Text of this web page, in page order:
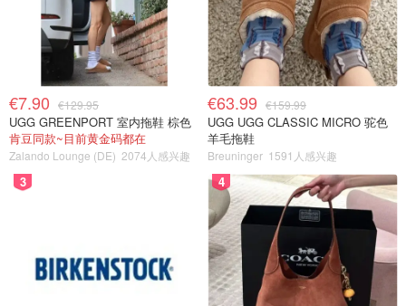
€7.90 €129.95
UGG GREENPORT 室内拖鞋 棕色
肯豆同款~目前黄金码都在
Zalando Lounge (DE) 2074人感兴趣
€63.99 €159.99
UGG UGG CLASSIC MICRO 驼色
羊毛拖鞋
Breuninger 1591人感兴趣
3 4